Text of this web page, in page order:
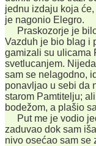
jednu izdaju koja
je nagonio Elegro.
Praskozorje je
Vazduh je bio blag i
gamizali su ulicama
svetlucanjem.
sam se nelagodno,
ponavljao u sebi da
starom Pamtitelju;
bodežom, a plašio
Put me je vodio
zaduvao dok sam
nivo osećao sam se